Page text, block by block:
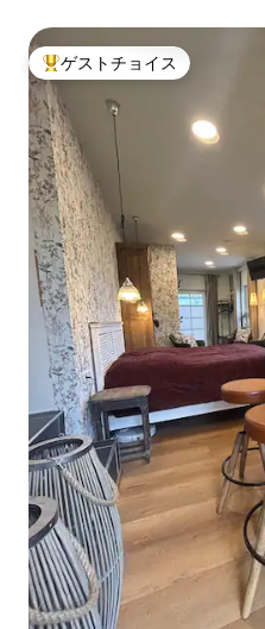
大好評のゲストチョイスです。
ゲストチョイス